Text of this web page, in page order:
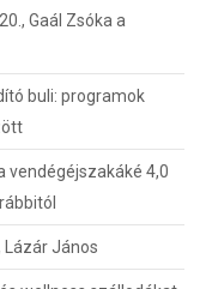
Gaál Zsóka a
buli: programok
vendégéjszakáké 4,0
Lázár János